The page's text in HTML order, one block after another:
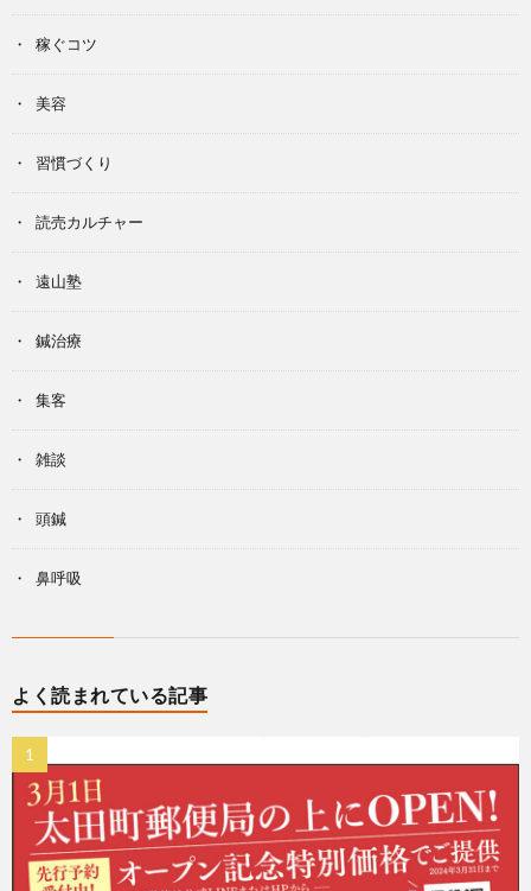
稼ぐコツ
美容
習慣づくり
読売カルチャー
遠山塾
鍼治療
集客
雑談
頭鍼
鼻呼吸
よく読まれている記事